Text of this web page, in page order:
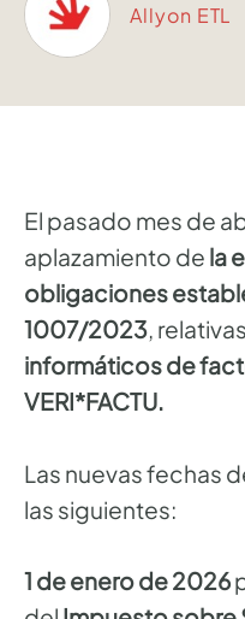
Allyon ETL
El pasado mes de
aplazamiento de la
obligaciones
1007/2023,
informáticos de
VERI*FACTU.
Las nuevas fechas
las siguientes:
1 de enero de 2026